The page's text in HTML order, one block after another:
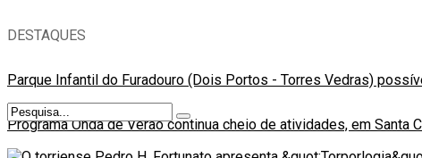
DESTAQUES
Parque Infantil do Furadouro (Dois Portos - Torres Vedras)
Programa Onda de Verão continua cheio de atividades, em Santa